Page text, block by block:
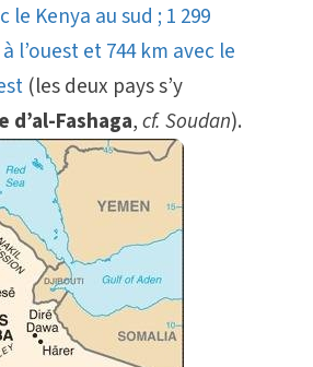
le Kenya au sud ; 1 299
l’ouest et 744 km avec le
(les deux pays s’y
d’al-Fashaga,cf. Soudan).